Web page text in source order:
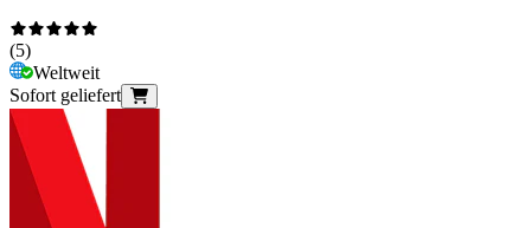
(5)
Weltweit
Sofort geliefert